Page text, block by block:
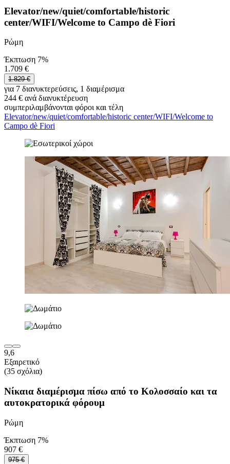
Elevator/new/quiet/comfortable/historic
center/WIFI/Welcome to Campo dè Fiori
Ρώμη
Έκπτωση 7%
1.709 €
1.829 €
για 7 διανυκτερεύσεις, 1 διαμέρισμα
244 € ανά διανυκτέρευση
συμπεριλαμβάνονται φόροι και τέλη
Elevator/new/quiet/comfortable/historic center/WIFI/Welcome to
Campo dè Fiori
9,6
Εξαιρετικό
(35 σχόλια)
Νίκαια διαμέρισμα πίσω από το Κολοσσαίο και τα
αυτοκρατορικά φόρουμ
Ρώμη
Έκπτωση 7%
907 €
975 €